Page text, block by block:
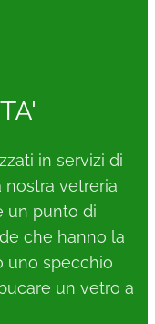
in servizi di
nostra vetreria
un punto di
che hanno la
uno specchio
un vetro a